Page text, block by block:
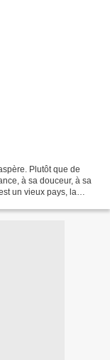
Plutôt que de
à sa douceur, à sa
un vieux pays, la